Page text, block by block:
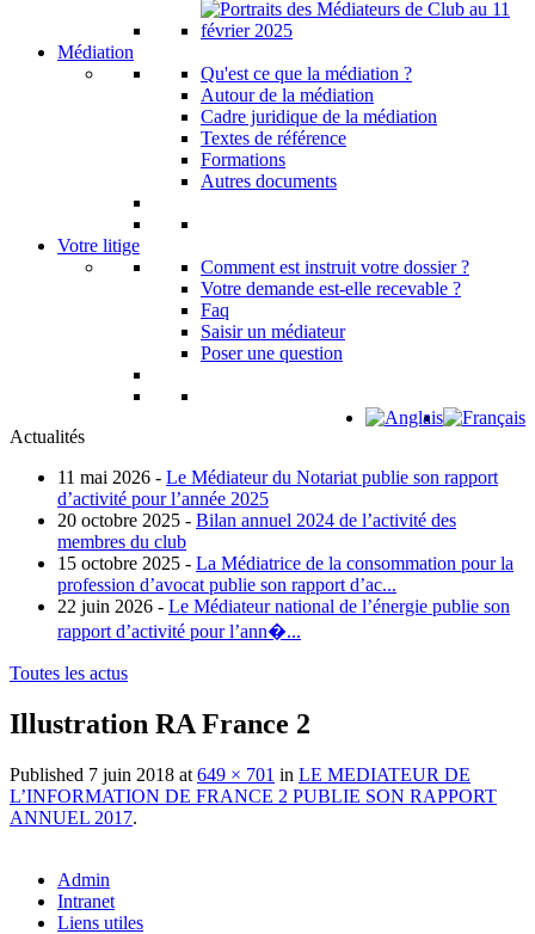
Médiation
Qu'est ce que la médiation ?
Autour de la médiation
Cadre juridique de la médiation
Textes de référence
Formations
Autres documents
Votre litige
Comment est instruit votre dossier ?
Votre demande est-elle recevable ?
Faq
Saisir un médiateur
Poser une question
Actualités
11 mai 2026 - Le Médiateur du Notariat publie son rapport
d’activité pour l’année 2025
20 octobre 2025 - Bilan annuel 2024 de l’activité des
membres du club
15 octobre 2025 - La Médiatrice de la consommation pour la
profession d’avocat publie son rapport d’ac...
22 juin 2026 - Le Médiateur national de l’énergie publie son
rapport d’activité pour l’ann�...
Toutes les actus
Illustration RA France 2
Published 7 juin 2018 at 649 × 701 in LE MEDIATEUR DE
L’INFORMATION DE FRANCE 2 PUBLIE SON RAPPORT
ANNUEL 2017.
Admin
Intranet
Liens utiles